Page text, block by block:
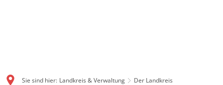
Sie sind hier: Landkreis & Verwaltung
Der Landkreis